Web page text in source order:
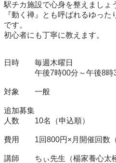
駅チカ施設で心身を整えましょ
『動く禅』とも呼ばれるゆっ
です。
初心者にも丁寧に教えます。
日時　　毎週木曜日
午後7時00分～午後8時
対象　　一般
追加募集
人数　　10名（申込順）
費用　　1回800円×月開催回数
講師　　ちぃ先生（楊家養心太